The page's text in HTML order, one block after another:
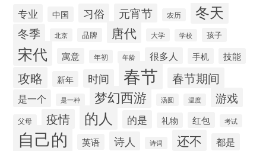
专业 中国 习俗 元宵节 农历 冬天
冬季 北京 品牌 唐代 大学 学校 孩子
宋代 寓意 年初 年龄 很多人 手机 技能
攻略 新年 时间 春节 春节期间
是一个 是一种 梦幻西游 汤圆 温度 游戏
父母 疫情 的人 的是 礼物 红包 考试
自己的 英语 诗人 诗词 还不 都是